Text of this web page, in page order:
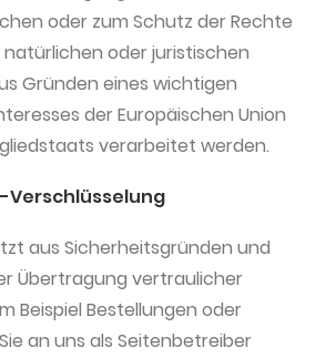
oder zum Schutz der Rechte
oder juristischen
Gründen eines wichtigen
der Europäischen Union
verarbeitet werden.
Verschlüsselung
aus Sicherheitsgründen und
Übertragung vertraulicher
Beispiel Bestellungen oder
an uns als Seitenbetreiber